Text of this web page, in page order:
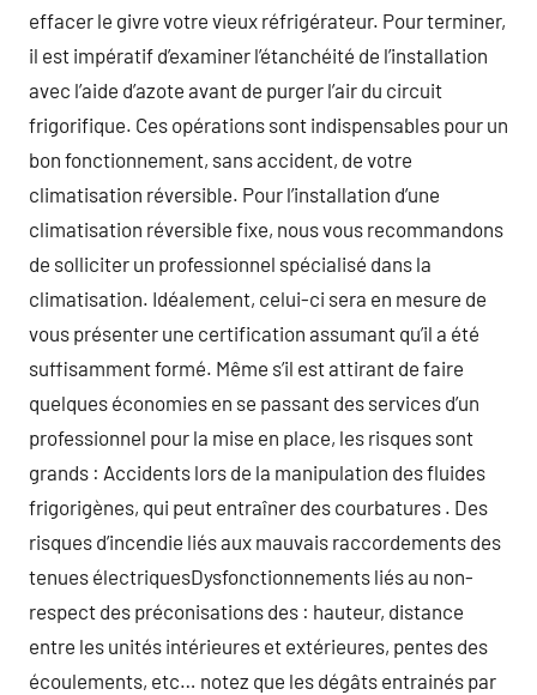
effacer le givre votre vieux réfrigérateur. Pour terminer,
il est impératif d’examiner l’étanchéité de l’installation
avec l’aide d’azote avant de purger l’air du circuit
frigorifique. Ces opérations sont indispensables pour un
bon fonctionnement, sans accident, de votre
climatisation réversible. Pour l’installation d’une
climatisation réversible fixe, nous vous recommandons
de solliciter un professionnel spécialisé dans la
climatisation. Idéalement, celui-ci sera en mesure de
vous présenter une certification assumant qu’il a été
suffisamment formé. Même s’il est attirant de faire
quelques économies en se passant des services d’un
professionnel pour la mise en place, les risques sont
grands : Accidents lors de la manipulation des fluides
frigorigènes, qui peut entraîner des courbatures . Des
risques d’incendie liés aux mauvais raccordements des
tenues électriquesDysfonctionnements liés au non-
respect des préconisations des : hauteur, distance
entre les unités intérieures et extérieures, pentes des
écoulements, etc… notez que les dégâts entrainés par